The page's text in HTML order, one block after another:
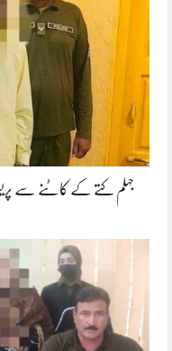
جہلم کتے کے کاٹنے سے